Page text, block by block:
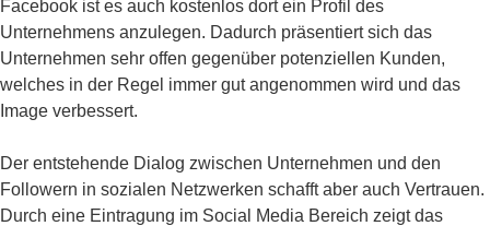
Facebook ist es auch kostenlos dort ein Profil des
Unternehmens anzulegen. Dadurch präsentiert sich das
Unternehmen sehr offen gegenüber potenziellen Kunden,
welches in der Regel immer gut angenommen wird und das
Image verbessert.
Der entstehende Dialog zwischen Unternehmen und den
Followern in sozialen Netzwerken schafft aber auch Vertrauen.
Durch eine Eintragung im Social Media Bereich zeigt das